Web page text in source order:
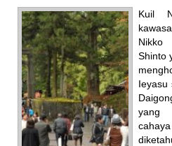
Kuil
Shinto
Ieyasu
yang